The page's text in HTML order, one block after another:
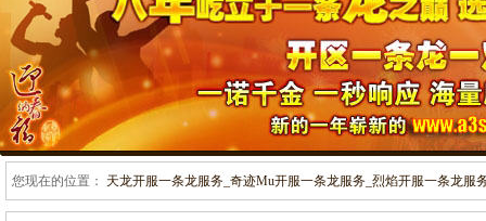
您现在的位置： 天龙开服一条龙服务_奇迹Mu开服一条龙服务_烈焰开服一条龙服